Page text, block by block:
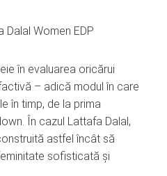
Women EDP
în evaluarea oricărui
– adică modul în care
în timp, de la prima
În cazul Lattafa Dalal,
astfel încât să
sofisticată și